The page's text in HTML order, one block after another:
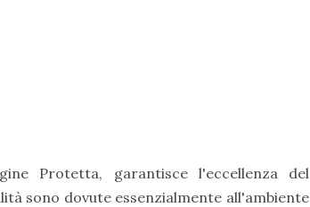
Protetta, garantisce l'eccellenza del
sono dovute essenzialmente all'ambiente